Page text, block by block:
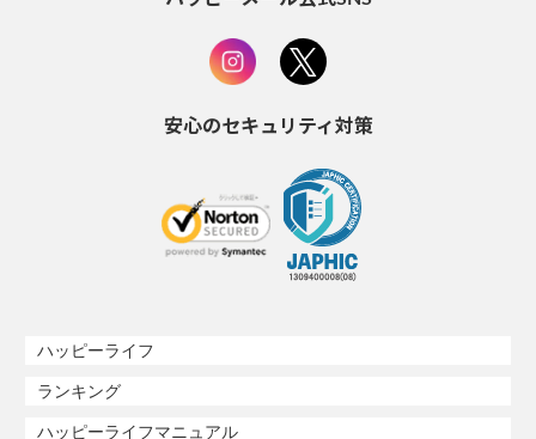
安心のセキュリティ対策
ハッピーライフ
ランキング
ハッピーライフマニュアル